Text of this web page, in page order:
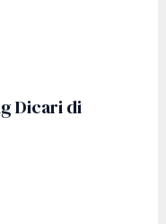
Dicari di